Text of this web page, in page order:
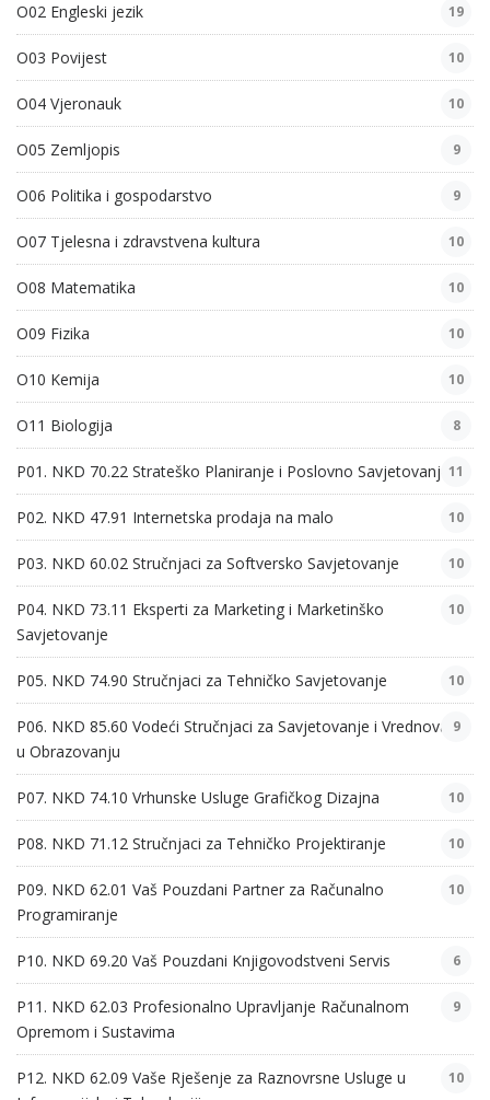
O02 Engleski jezik 19
O03 Povijest 10
O04 Vjeronauk 10
O05 Zemljopis 9
O06 Politika i gospodarstvo 9
O07 Tjelesna i zdravstvena kultura 10
O08 Matematika 10
O09 Fizika 10
O10 Kemija 10
O11 Biologija 8
P01. NKD 70.22 Strateško Planiranje i Poslovno Savjetovanje11
P02. NKD 47.91 Internetska prodaja na malo 10
P03. NKD 60.02 Stručnjaci za Softversko Savjetovanje 10
P04. NKD 73.11 Eksperti za Marketing i Marketinško
Savjetovanje
10
P05. NKD 74.90 Stručnjaci za Tehničko Savjetovanje 10
P06. NKD 85.60 Vodeći Stručnjaci za Savjetovanje i Vrednovanje
u Obrazovanju
9
P07. NKD 74.10 Vrhunske Usluge Grafičkog Dizajna 10
P08. NKD 71.12 Stručnjaci za Tehničko Projektiranje 10
P09. NKD 62.01 Vaš Pouzdani Partner za Računalno
Programiranje
10
P10. NKD 69.20 Vaš Pouzdani Knjigovodstveni Servis 6
P11. NKD 62.03 Profesionalno Upravljanje Računalnom
Opremom i Sustavima
9
P12. NKD 62.09 Vaše Rješenje za Raznovrsne Usluge u
10